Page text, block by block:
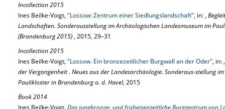
Incollection 2015
Ines Beilke-Voigt, "Lossow: Zentrum einer Siedlungslandschaft", in: ,
Landschaften. Sonderausstellung im Archäologischen Landesmuseum im
(Brandenburg 2015), 2015, 29–31
Incollection 2015
Ines Beilke-Voigt, "Lossow. Ein bronzezeitlicher Burgwall an der Oder", in:
der Vergangenheit . Neues aus der Landesarchäologie. Sonderaus-stellung
Paulikloster in Brandenburg a. d. Havel, 2015
Book 2014
Ines Beilke-Voigt, Das jungbronze- und früheisenzeitliche Burgzentrum von